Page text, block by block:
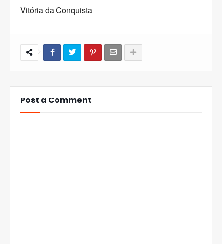
Vitória da Conquista
Post a Comment